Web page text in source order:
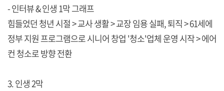
- 인터뷰 & 인생 1막 그래프
힘들었던 청년 시절 > 교사 생활 > 교장 임용 실패, 퇴직 > 61세에
정부 지원 프로그램으로 시니어 창업 '청소'업체 운영 시작 > 에어
컨 청소로 방향 전환
3. 인생 2막